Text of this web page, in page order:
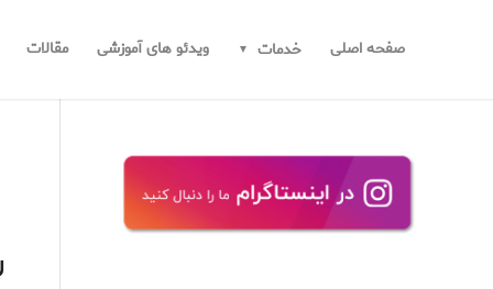
صفحه اصلی خدمات ویدئو های آموزشی مقالات